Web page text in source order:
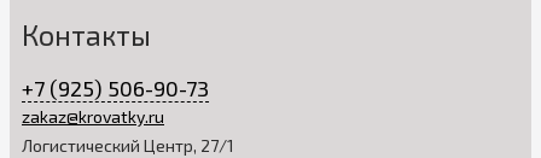
Контакты
+7 (925) 506-90-73
zakaz@krovatky.ru
Логистический Центр, 27/1